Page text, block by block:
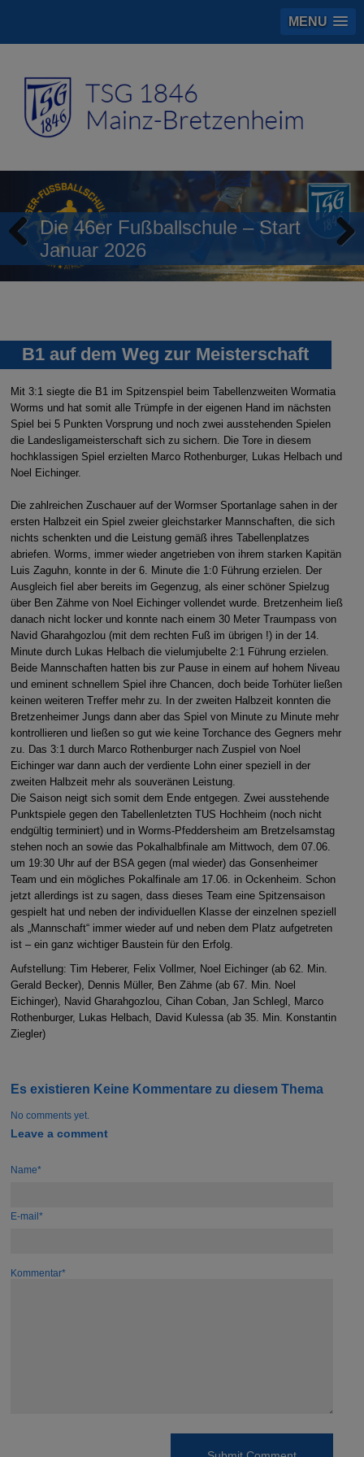
MENU
Die 46er Fußballschule – Start
Januar 2026
Previous
B1 auf dem Weg zur Meisterschaft
Mit 3:1 siegte die B1 im Spitzenspiel beim Tabellenzweiten Wormatia
Worms und hat somit alle Trümpfe in der eigenen Hand im nächsten
Spiel bei 5 Punkten Vorsprung und noch zwei ausstehenden Spielen
die Landesligameisterschaft sich zu sichern. Die Tore in diesem
hochklassigen Spiel erzielten Marco Rothenburger, Lukas Helbach und
Noel Eichinger.
Die zahlreichen Zuschauer auf der Wormser Sportanlage sahen in der
ersten Halbzeit ein Spiel zweier gleichstarker Mannschaften, die sich
nichts schenkten und die Leistung gemäß ihres Tabellenplatzes
abriefen. Worms, immer wieder angetrieben von ihrem starken Kapitän
Luis Zaguhn, konnte in der 6. Minute die 1:0 Führung erzielen. Der
Ausgleich fiel aber bereits im Gegenzug, als einer schöner Spielzug
über Ben Zähme von Noel Eichinger vollendet wurde. Bretzenheim ließ
danach nicht locker und konnte nach einem 30 Meter Traumpass von
NavidGharahgozlou (mit dem rechten Fuß im übrigen !) in der 14.
Minute durch Lukas Helbach die vielumjubelte 2:1 Führung erzielen.
Beide Mannschaften hatten bis zur Pause in einem auf hohem Niveau
und eminent schnellem Spiel ihre Chancen, doch beide Torhüter ließen
keinen weiteren Treffer mehr zu. In der zweiten Halbzeit konnten die
Bretzenheimer Jungs dann aber das Spiel von Minute zu Minute mehr
kontrollieren und ließen so gut wie keine Torchance des Gegners mehr
zu. Das 3:1 durch Marco Rothenburger nach Zuspiel von Noel
Eichinger war dann auch der verdiente Lohn einer speziell in der
zweiten Halbzeit mehr als souveränen Leistung.
Die Saison neigt sich somit dem Ende entgegen. Zwei ausstehende
Punktspiele gegen den Tabellenletzten TUS Hochheim (noch nicht
endgültig terminiert) und in Worms-Pfeddersheim am Bretzelsamstag
stehen noch an sowie das Pokalhalbfinale am Mittwoch, dem 07.06.
um 19:30 Uhr auf der BSA gegen (mal wieder) das Gonsenheimer
Team und ein mögliches Pokalfinale am 17.06. in Ockenheim. Schon
jetzt allerdings ist zu sagen, dass dieses Team eine Spitzensaison
gespielt hat und neben der individuellen Klasse der einzelnen speziell
als „Mannschaft“ immer wieder auf und neben dem Platz aufgetreten
ist – ein ganz wichtiger Baustein für den Erfolg.
Aufstellung: Tim Heberer, Felix Vollmer, Noel Eichinger (ab 62. Min.
Gerald Becker), Dennis Müller, Ben Zähme (ab 67. Min. Noel
Eichinger), Navid Gharahgozlou, Cihan Coban, Jan Schlegl, Marco
Rothenburger,
Lukas Helbach, David Kulessa (ab 35. Min. Konstantin
Ziegler)
Es existieren Keine Kommentare zu diesem Thema
No comments yet.
Leave a comment
Name*
E-mail*
Kommentar*